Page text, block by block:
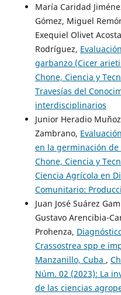
María Caridad
Gómez, Miguel
Exequiel Olivet
Rodríguez,
garbanzo (Cicer
Chone, Ciencia y
Travesías del
interdisciplinarios
Junior Heradio
Zambrano,
en la germinación de
Chone, Ciencia y
Ciencia Agrícola en
Comunitario:
Juan José Suárez
Gustavo Arencibia-
Prohenza,
Crassostrea spp e
Manzanillo, Cuba ,
Núm. 02 (2023): La
de las ciencias